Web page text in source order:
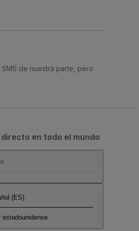
de nuestra parte, pero
en todo el mundo
(ES)
estadounidense